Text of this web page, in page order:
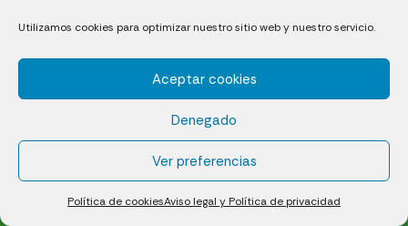
Utilizamos cookies para optimizar nuestro sitio web y nuestro servicio.
Aceptar cookies
Denegado
Ver preferencias
Política de cookiesAviso legal y Política de privacidad
Cáceres
Césped natural en tepes
Política de cookies (UE)
Aviso legal y Política de privacidad
¿Quiénes somos?
Contacto